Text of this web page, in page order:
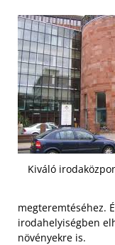
Kiváló
megteremtéséhez.
irodahelyiségben
növényekre is.